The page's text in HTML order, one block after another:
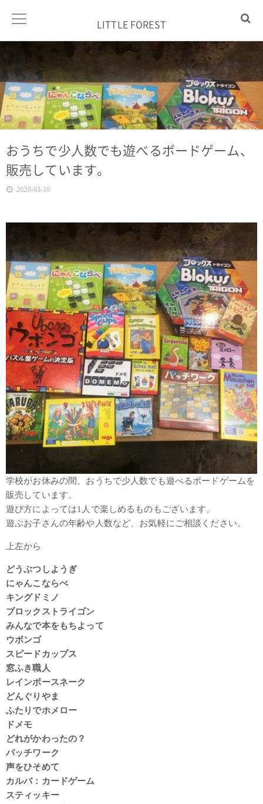
LITTLE FOREST
おうちで少人数でも遊べるボードゲーム、
販売しています。
2020-03-10
学校がお休みの間、おうちで少人数でも遊べるボードゲームを
販売しています。
遊び方によっては1人で楽しめるものもございます。
遊ぶお子さんの年齢や人数など、お気軽にご相談ください。
上左から
どうぶつしようぎ
にゃんこならべ
キングドミノ
ブロックストライゴン
みんなで本をもちよって
ウボンゴ
スピードカップス
窓ふき職人
レインボースネーク
どんぐりやま
ふたりでホメロー
ドメモ
どれがかわったの？
パッチワーク
声をひそめて
カルバ：カードゲーム
スティッキー